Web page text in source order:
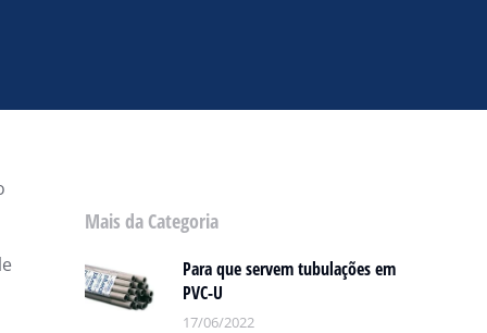
Mais da Categoria
Para que servem tubulações em
PVC-U
17/06/2022